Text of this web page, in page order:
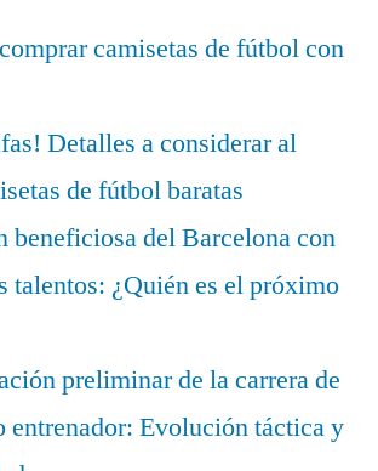
camisetas de fútbol con
Detalles a considerar al
de fútbol baratas
beneficiosa del Barcelona con
talentos: ¿Quién es el próximo
preliminar de la carrera de
entrenador: Evolución táctica y